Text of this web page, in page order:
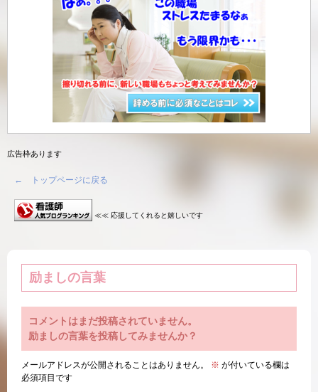
広告枠あります
← トップページに戻る
≪≪ 応援してくれると嬉しいです
励ましの言葉
コメントはまだ投稿されていません。
励ましの言葉を投稿してみませんか？
メールアドレスが公開されることはありません。 ※ が付いている欄は
必須項目です